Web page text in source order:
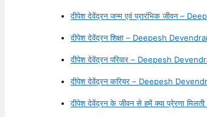
दीपेश देवेंद्रन जन्म एवं प्रारंभिक जीवन –
दीपेश देवेंद्रन शिक्षा – Deepesh
दीपेश देवेंद्रन परिवार – Deepesh
दीपेश देवेंद्रन करियर – Deepesh
दीपेश देवेंद्रन के जीवन से हमें क्या प्रेरणा मिलती